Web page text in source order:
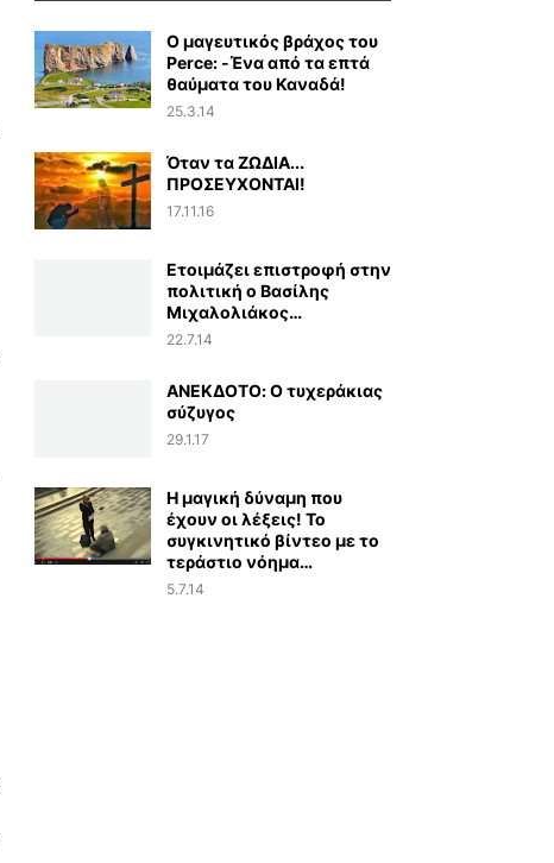
Ο μαγευτικός βράχος του
Perce: -Ένα από τα επτά
θαύματα του Καναδά!
25.3.14
Όταν τα ΖΩΔΙΑ...
ΠΡΟΣΕΥΧΟΝΤΑΙ!
17.11.16
Ετοιμάζει επιστροφή στην
πολιτική ο Βασίλης
Μιχαλολιάκος…
22.7.14
ΑΝΕΚΔΟΤΟ: Ο τυχεράκιας
σύζυγος
29.1.17
Η μαγική δύναμη που
έχουν οι λέξεις! Το
συγκινητικό βίντεο με το
τεράστιο νόημα…
5.7.14